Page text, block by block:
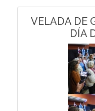
VELADA DE
DÍA